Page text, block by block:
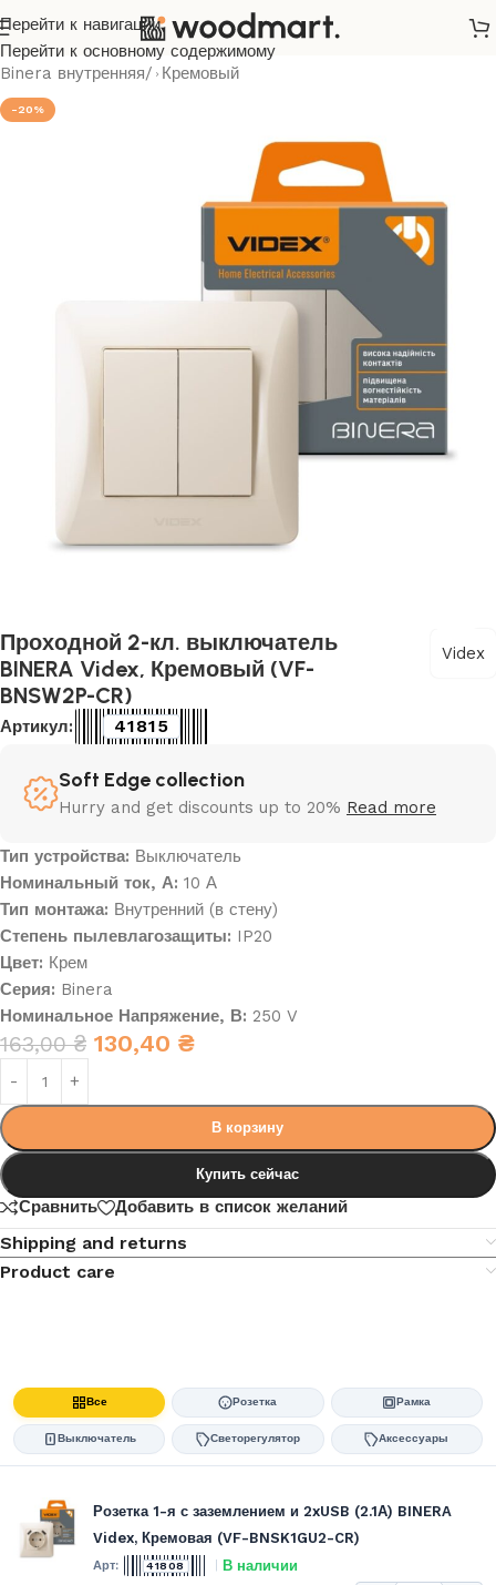
Перейти к навигации
Перейти к основному содержимому
Главная/ Розетки и выключатели/
Binera внутренняя/ Кремовый
-20%
Проходной 2-кл. выключатель
BINERA Videx, Кремовый (VF-
BNSW2P-CR)
Videx
Артикул: 41815
Soft Edge collection
Hurry and get discounts up to 20% Read more
Тип устройства: Выключатель
Номинальный ток, А: 10 А
Тип монтажа: Внутренний (в стену)
Степень пылевлагозащиты: IP20
Цвет: Крем
Серия: Binera
Номинальное Напряжение, В: 250 V
163,00₴ 130,40 ₴
В корзину
Купить сейчас
Сравнить Добавить в список желаний
Shipping and returns
Product care
Все Розетка Рамка
Выключатель Светорегулятор Аксессуары
Розетка 1-я с заземлением и 2xUSB (2.1А) BINERA
Videx, Кремовая (VF-BNSK1GU2-CR)
41808 В наличии